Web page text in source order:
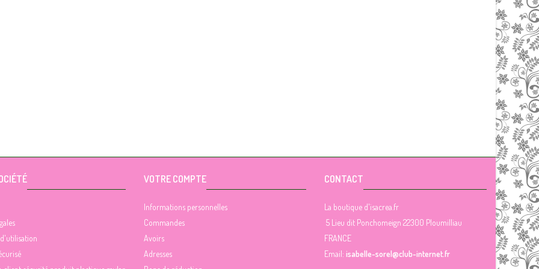
VOTRE COMPTE
Informations personnelles
Commandes
Avoirs
Adresses
CONTACT
La boutique d'isacrea.fr
5 Lieu dit Ponchomeign 22300 Ploumilliau
FRANCE
Email: isabelle-sorel@club-internet.fr